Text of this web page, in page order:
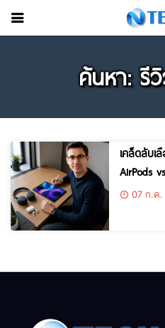
ค้นหา: รี
เคล็ดลับเ
AirPods
คุ้มกว่ากัน
07 ก.ค